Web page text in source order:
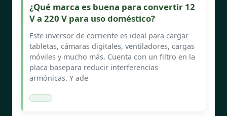
¿Qué marca es buena para convertir 12
V a 220 V para uso doméstico?
Este inversor de corriente es ideal para cargar
tabletas, cámaras digitales, ventiladores, cargas
móviles y mucho más. Cuenta con un filtro en la
placa basepara reducir interferencias
armónicas. Y ade